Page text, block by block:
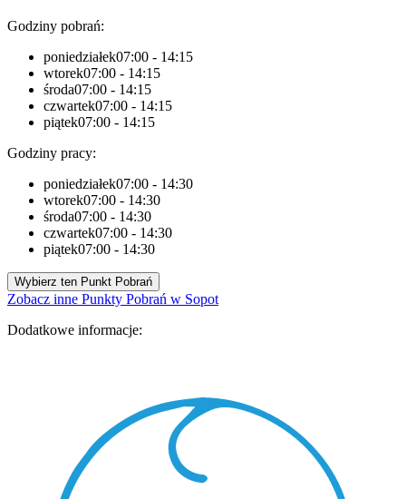
Godziny pobrań:
poniedziałek07:00 - 14:15
wtorek07:00 - 14:15
środa07:00 - 14:15
czwartek07:00 - 14:15
piątek07:00 - 14:15
Godziny pracy:
poniedziałek07:00 - 14:30
wtorek07:00 - 14:30
środa07:00 - 14:30
czwartek07:00 - 14:30
piątek07:00 - 14:30
Wybierz ten Punkt Pobrań
Zobacz inne Punkty Pobrań w Sopot
Dodatkowe informacje: